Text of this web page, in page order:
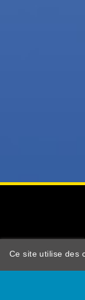
Ce site utilise des